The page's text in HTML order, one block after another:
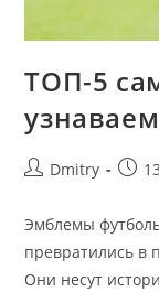
ТОП-5
АвторDmitry
Эмблемы
превратились в
Они несут